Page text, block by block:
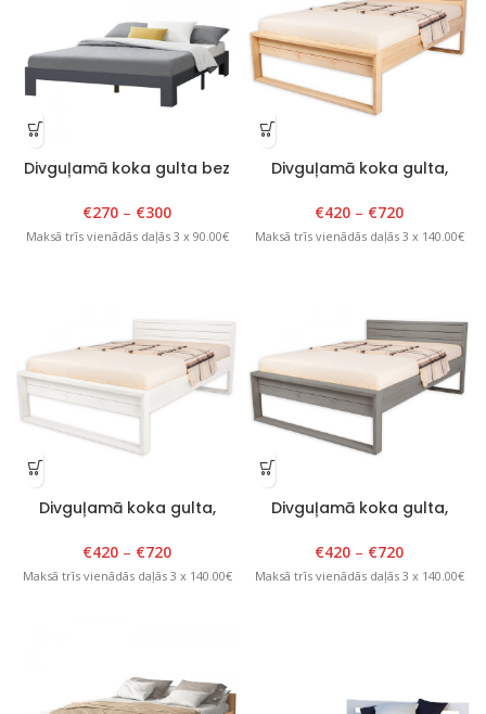
Divguļamā koka gulta bez
€270 – €300
Maksā trīs vienādās daļās 3 x 90.00€
Divguļamā koka gulta,
200x200cm, lakota
€420 – €720
Maksā trīs vienādās daļās 3 x 140.00€
Divguļamā koka gulta,
200x200cm, balta
€420 – €720
Maksā trīs vienādās daļās 3 x 140.00€
Divguļamā koka gulta,
200x200cm, pelēka
€420 – €720
Maksā trīs vienādās daļās 3 x 140.00€